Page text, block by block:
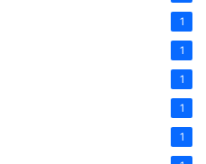
1
1
1
1
1